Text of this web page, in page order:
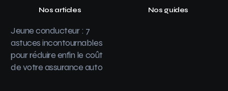
Nos articles
Jeune conducteur : 7
astuces incontournables
pour réduire enfin le coût
de votre assurance auto
Nos guides